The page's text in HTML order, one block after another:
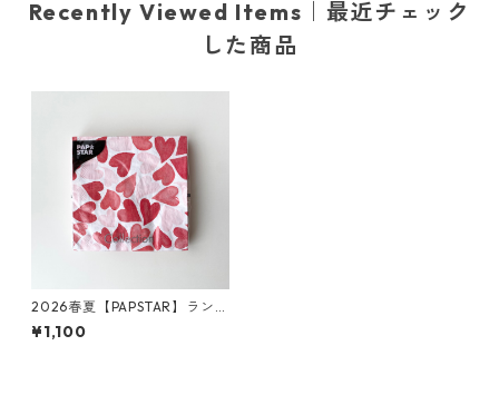
Recently Viewed Items｜最近チェック
した商品
2026春夏【PAPSTAR】ランチ
サイズ ペーパーナプキン Hea
rt to Heart ホワイト 20枚入
¥1,100